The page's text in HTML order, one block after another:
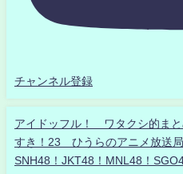
チャンネル登録
アイドッフル！ ワタクシ的ま
すき！23 ひうらのアニメ放送
SNH48！JKT48！MNL48！